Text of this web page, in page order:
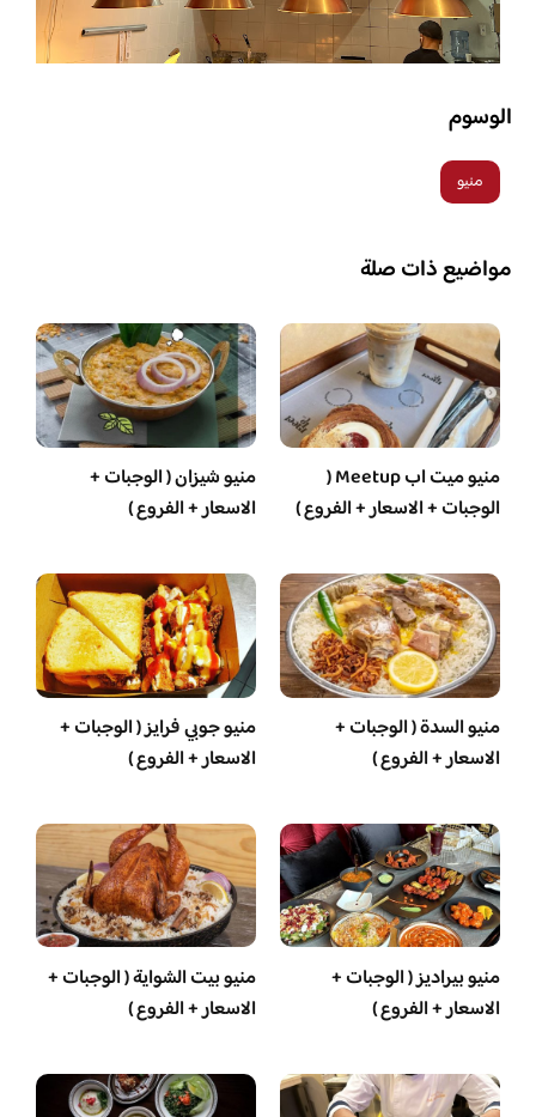
الوسوم
منيو
مواضيع ذات صلة
منيو ميت اب Meetup (
الوجبات + الاسعار + الفروع )
منيو شيزان ( الوجبات +
الاسعار + الفروع )
منيو السدة ( الوجبات +
الاسعار + الفروع )
منيو جوبي فرايز ( الوجبات +
الاسعار + الفروع )
منيو بيراديز ( الوجبات +
الاسعار + الفروع )
منيو بيت الشواية ( الوجبات +
الاسعار + الفروع )